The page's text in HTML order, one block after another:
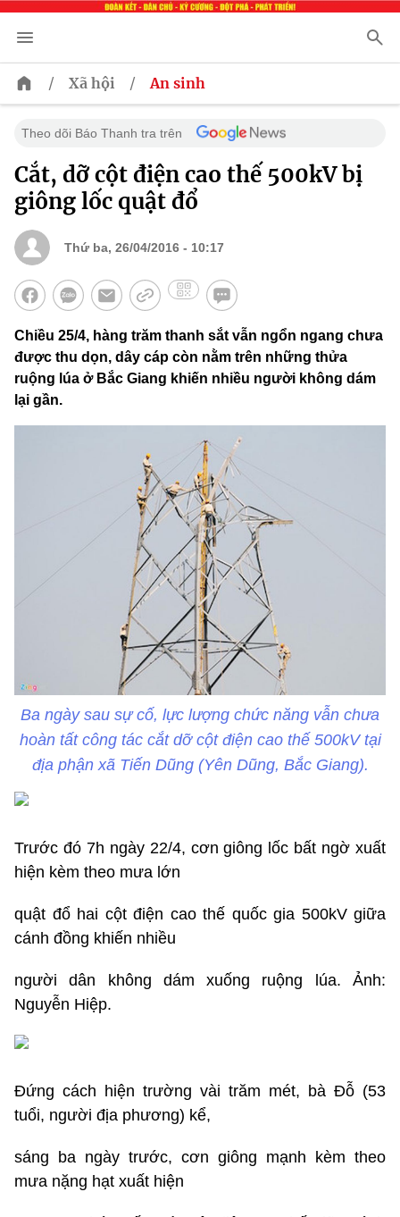
/ Xã hội / An sinh
Theo dõi Báo Thanh tra trên
Cắt, dỡ cột điện cao thế 500kV bị
giông lốc quật đổ
Thứ ba, 26/04/2016 - 10:17
Chiều 25/4, hàng trăm thanh sắt vẫn ngổn ngang chưa
được thu dọn, dây cáp còn nằm trên những thửa
ruộng lúa ở Bắc Giang khiến nhiều người không dám
lại gần.
Ba ngày sau sự cố, lực lượng chức năng vẫn chưa
hoàn tất công tác cắt dỡ cột điện cao thế 500kV tại
địa phận xã Tiến Dũng (Yên Dũng, Bắc Giang).
Trước đó 7h ngày 22/4, cơn giông lốc bất ngờ xuất
hiện kèm theo mưa lớn
quật đổ hai cột điện cao thế quốc gia 500kV giữa
cánh đồng khiến nhiều
người dân không dám xuống ruộng lúa. Ảnh:
Nguyễn Hiệp.
Đứng cách hiện trường vài trăm mét, bà Đỗ (53
tuổi, người địa phương) kể,
sáng ba ngày trước, cơn giông mạnh kèm theo
mưa nặng hạt xuất hiện